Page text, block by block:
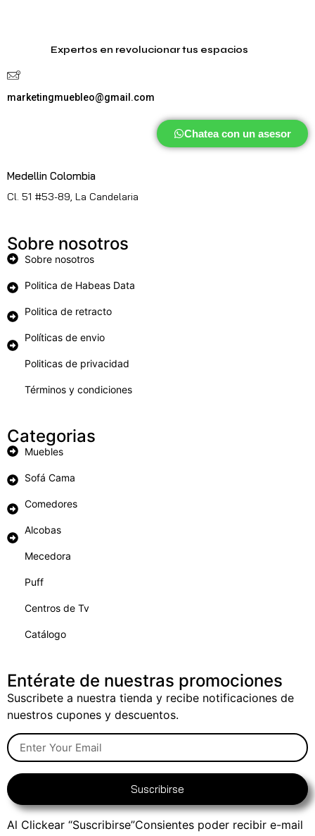
Expertos en revolucionar tus espacios
marketingmuebleo@gmail.com
Chatea con un asesor
Medellin Colombia
Cl. 51 #53-89, La Candelaria
Sobre nosotros
Sobre nosotros
Politica de Habeas Data
Politica de retracto
Políticas de envio
Politicas de privacidad
Términos y condiciones
Categorias
Muebles
Sofá Cama
Comedores
Alcobas
Mecedora
Puff
Centros de Tv
Catálogo
Entérate de nuestras promociones
Suscribete a nuestra tienda y recibe notificaciones de
nuestros cupones y descuentos.
Suscribirse
Al Clickear “Suscribirse”Consientes poder recibir e-mail